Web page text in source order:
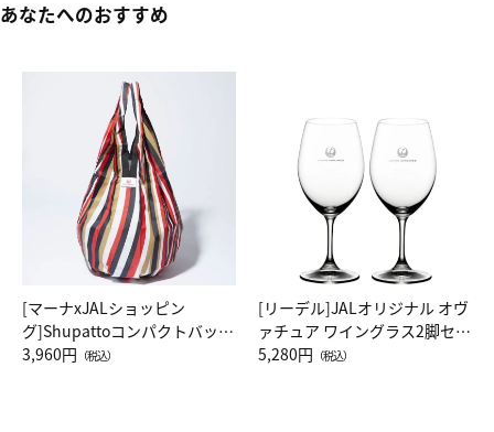
あなたへのおすすめ
[マーナxJALショッピン
グ]Shupattoコンパクトバッグ
Drop JAL客室乗務員（LC）ス
3,960円 （税込）
[リーデル]JALオリジナル オヴ
ァチュア ワイングラス2脚セッ
ト（レッドワイン）
5,280円 （税込）